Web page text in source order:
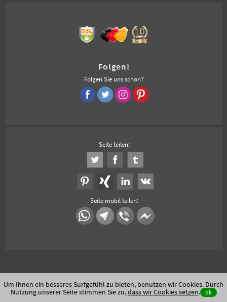
Folgen!
Folgen Sie uns schon?
Seite teilen:
Seite mobil teilen:
Um Ihnen ein besseres Surfgefühl zu bieten, benutzen wir Cookies. Durch
Nutzung unserer Seite stimmen Sie zu,dass wir Cookies setzen. ok